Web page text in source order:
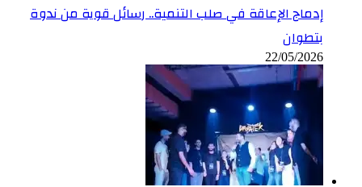
إدماج الإعاقة في صلب التنمية.. رسائل قوية من ندوة
بتطوان
22/05/2026